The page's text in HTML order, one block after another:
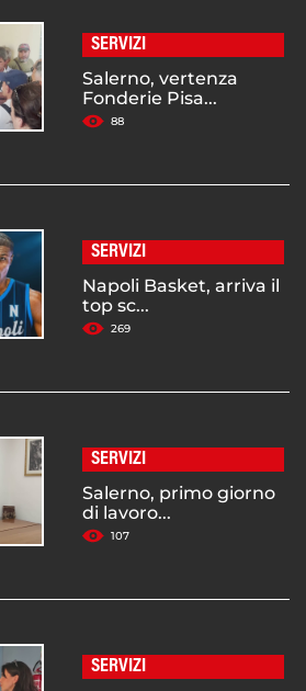
SERVIZI
Salerno, vertenza
Fonderie Pisa...
88
SERVIZI
Napoli Basket, arriva il
top sc...
269
SERVIZI
Salerno, primo giorno
di lavoro...
107
SERVIZI